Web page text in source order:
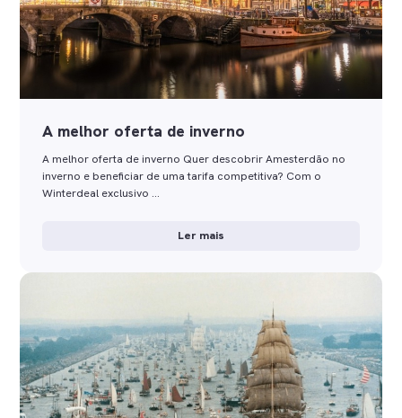
A melhor oferta de inverno
A melhor oferta de inverno Quer descobrir Amesterdão no
inverno e beneficiar de uma tarifa competitiva? Com o
Winterdeal exclusivo …
Ler mais